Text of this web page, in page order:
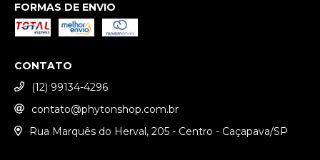
FORMAS DE ENVIO
CONTATO
(12) 99134-4296
contato@phytonshop.com.br
Rua Marquês do Herval, 205 - Centro - Caçapava/SP